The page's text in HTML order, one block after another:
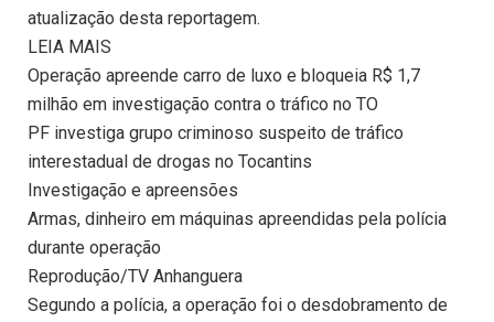
atualização desta reportagem.
LEIA MAIS
Operação apreende carro de luxo e bloqueia R$ 1,7
milhão em investigação contra o tráfico no TO
PF investiga grupo criminoso suspeito de tráfico
interestadual de drogas no Tocantins
Investigação e apreensões
Armas, dinheiro em máquinas apreendidas pela polícia
durante operação
Reprodução/TV Anhanguera
Segundo a polícia, a operação foi o desdobramento de